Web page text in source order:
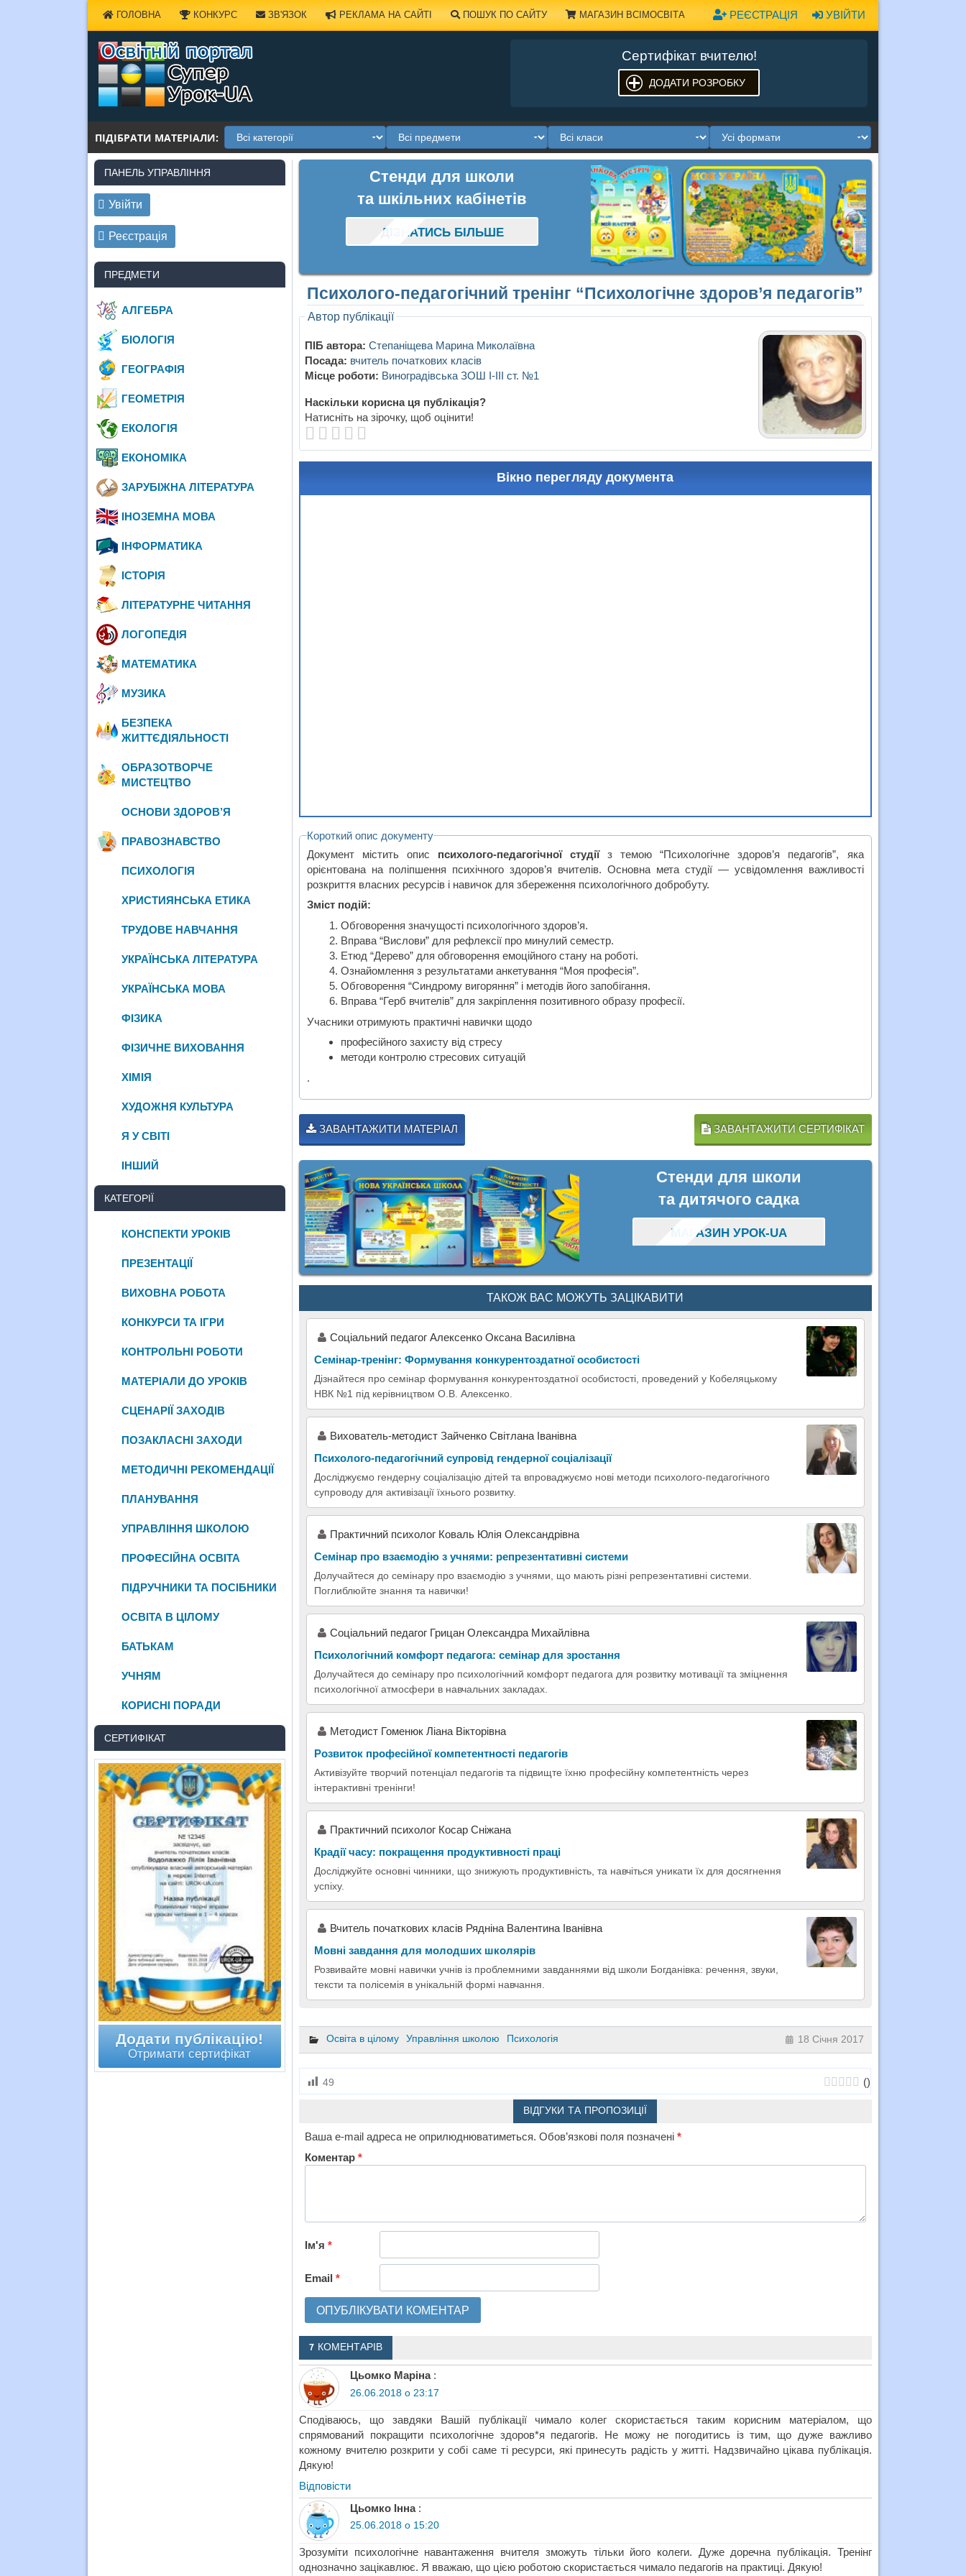
УВІЙТИ
РЕЄСТРАЦІЯ
ГОЛОВНА КОНКУРС ЗВ'ЯЗОК РЕКЛАМА НА САЙТІ ПОШУК ПО САЙТУ МАГАЗИН ВСІМОСВІТА
Сертифікат вчителю!
ДОДАТИ РОЗРОБКУ
ПІДІБРАТИ МАТЕРІАЛИ:
Стенди для школи
та шкільних кабінетів
ДІЗНАТИСЬ БІЛЬШЕ
Психолого-педагогічний тренінг “Психологічне здоров’я педагогів”
Автор публікації
ПІБ автора: Степаніщева Марина Миколаївна
Посада: вчитель початкових класів
Місце роботи: Виноградівська ЗОШ І-ІІІ ст. №1
Наскільки корисна ця публікація?
Натисніть на зірочку, щоб оцінити!
Вікно перегляду документа
Короткий опис документу
Документ містить опис психолого-педагогічної студіїз темою “Психологічне здоров’я педагогів”, яка
орієнтована на поліпшення психічного здоров’я вчителів. Основна мета студії — усвідомлення важливості
розкриття власних ресурсів і навичок для збереження психологічного добробуту.
Зміст подій:
Обговорення значущості психологічного здоров’я.
Вправа “Вислови” для рефлексії про минулий семестр.
Етюд “Дерево” для обговорення емоційного стану на роботі.
Ознайомлення з результатами анкетування “Моя професія”.
Обговорення “Синдрому вигоряння” і методів його запобігання.
Вправа “Герб вчителів” для закріплення позитивного образу професії.
Учасники отримують практичні навички щодо
професійного захисту від стресу
методи контролю стресових ситуацій
.
ЗАВАНТАЖИТИ МАТЕРІАЛ ЗАВАНТАЖИТИ СЕРТИФІКАТ
Стенди для школи
та дитячого садка
МАГАЗИН УРОК-UA
ТАКОЖ ВАС МОЖУТЬ ЗАЦІКАВИТИ
Соціальний педагог Алексенко Оксана Василівна
Семінар-тренінг: Формування конкурентоздатної особистості
Дізнайтеся про семінар формування конкурентоздатної особистості, проведений у Кобеляцькому
НВК №1 під керівництвом О.В. Алексенко.
Вихователь-методист Зайченко Світлана Іванівна
Психолого-педагогічний супровід гендерної соціалізації
Досліджуємо гендерну соціалізацію дітей та впроваджуємо нові методи психолого-педагогічного
супроводу для активізації їхнього розвитку.
Практичний психолог Коваль Юлія Олександрівна
Семінар про взаємодію з учнями: репрезентативні системи
Долучайтеся до семінару про взаємодію з учнями, що мають різні репрезентативні системи.
Поглиблюйте знання та навички!
Соціальний педагог Грицан Олександра Михайлівна
Психологічний комфорт педагога: семінар для зростання
Долучайтеся до семінару про психологічний комфорт педагога для розвитку мотивації та зміцнення
психологічної атмосфери в навчальних закладах.
Методист Гоменюк Ліана Вікторівна
Розвиток професійної компетентності педагогів
Активізуйте творчий потенціал педагогів та підвищте їхню професійну компетентність через
інтерактивні тренінги!
Практичний психолог Косар Сніжана
Крадії часу: покращення продуктивності праці
Досліджуйте основні чинники, що знижують продуктивність, та навчіться уникати їх для досягнення
успіху.
Вчитель початкових класів Рядніна Валентина Іванівна
Мовні завдання для молодших школярів
Розвивайте мовні навички учнів із проблемними завданнями від школи Богданівка: речення, звуки,
тексти та полісемія в унікальній формі навчання.
Освіта в цілому Управління школою Психологія 18 Січня 2017
49 ()
ВІДГУКИ ТА ПРОПОЗИЦІЇ
Ваша e-mail адреса не оприлюднюватиметься. Обов’язкові поля позначені *
Коментар *
Ім'я *
Email *
7 КОМЕНТАРІВ
Цьомко Маріна :
26.06.2018 о 23:17
Сподіваюсь, що завдяки Вашій публікації чимало колег скористається таким корисним матеріалом, що
спрямований покращити психологічне здоров*я педагогів. Не можу не погодитись із тим, що дуже важливо
кожному вчителю розкрити у собі саме ті ресурси, які принесуть радість у житті. Надзвичайно цікава публікація.
Дякую!
Відповіcти
Цьомко Інна :
25.06.2018 о 15:20
Зрозуміти психологічне навантаження вчителя зможуть тільки його колеги. Дуже доречна публікація. Тренінг
однозначно зацікавлює. Я вважаю, що цією роботою скористається чимало педагогів на практиці. Дякую!
ПАНЕЛЬ УПРАВЛІННЯ
Увійти
Реєстрація
ПРЕДМЕТИ
АЛГЕБРА
БІОЛОГІЯ
ГЕОГРАФІЯ
ГЕОМЕТРІЯ
ЕКОЛОГІЯ
ЕКОНОМІКА
ЗАРУБІЖНА ЛІТЕРАТУРА
ІНОЗЕМНА МОВА
ІНФОРМАТИКА
ІСТОРІЯ
ЛІТЕРАТУРНЕ ЧИТАННЯ
ЛОГОПЕДІЯ
МАТЕМАТИКА
МУЗИКА
БЕЗПЕКА
ЖИТТЄДІЯЛЬНОСТІ
ОБРАЗОТВОРЧЕ
МИСТЕЦТВО
ОСНОВИ ЗДОРОВ’Я
ПРАВОЗНАВСТВО
ПСИХОЛОГІЯ
ХРИСТИЯНСЬКА ЕТИКА
ТРУДОВЕ НАВЧАННЯ
УКРАЇНСЬКА ЛІТЕРАТУРА
УКРАЇНСЬКА МОВА
ФІЗИКА
ФІЗИЧНЕ ВИХОВАННЯ
ХІМІЯ
ХУДОЖНЯ КУЛЬТУРА
Я У СВІТІ
ІНШИЙ
КАТЕГОРІЇ
КОНСПЕКТИ УРОКІВ
ПРЕЗЕНТАЦІЇ
ВИХОВНА РОБОТА
КОНКУРСИ ТА ІГРИ
КОНТРОЛЬНІ РОБОТИ
МАТЕРІАЛИ ДО УРОКІВ
СЦЕНАРІЇ ЗАХОДІВ
ПОЗАКЛАСНІ ЗАХОДИ
МЕТОДИЧНІ РЕКОМЕНДАЦІЇ
ПЛАНУВАННЯ
УПРАВЛІННЯ ШКОЛОЮ
ПРОФЕСІЙНА ОСВІТА
ПІДРУЧНИКИ ТА ПОСІБНИКИ
ОСВІТА В ЦІЛОМУ
БАТЬКАМ
УЧНЯМ
КОРИСНІ ПОРАДИ
СЕРТИФІКАТ
Додати публікацію!
Отримати сертифікат